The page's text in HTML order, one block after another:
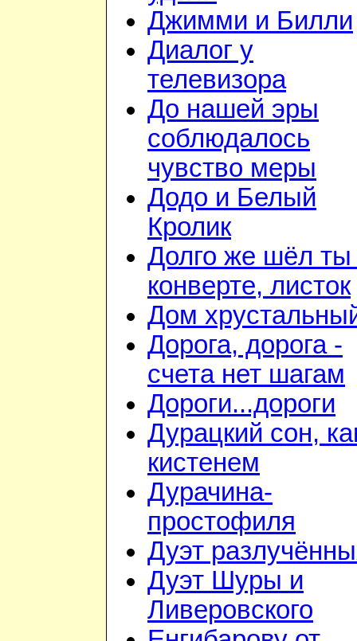
Джимми и Билли
Диалог у
телевизора
До нашей эры
соблюдалось
чувство меры
Додо и Белый
Кролик
Долго же шёл ты
конверте, листок
Дом
Дорога, дорога -
счета нет шагам
Дороги...дороги
Дурацкий сон,
кистенем
Дурачина-
простофиля
Дуэт
Дуэт Шуры и
Ливеровского